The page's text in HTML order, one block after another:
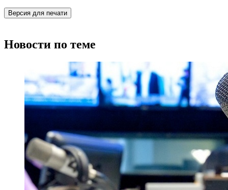
Версия для печати
Новости по теме